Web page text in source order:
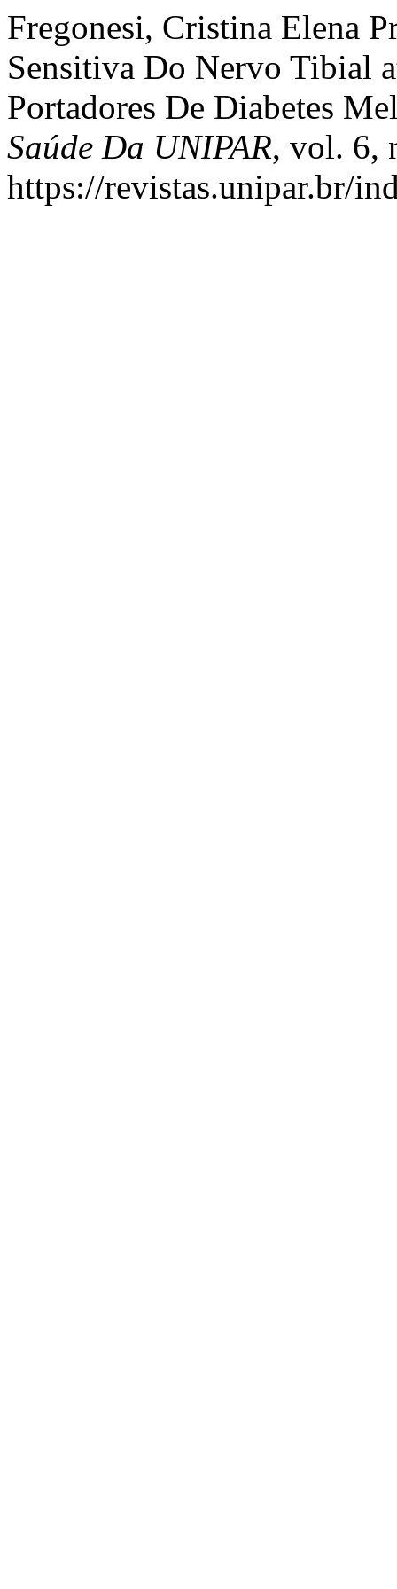
Fregonesi, Cristina Elena
Sensitiva Do Nervo Tibial
Portadores De Diabetes
Saúde Da UNIPAR, vol. 6,
https://revistas.unipar.br/